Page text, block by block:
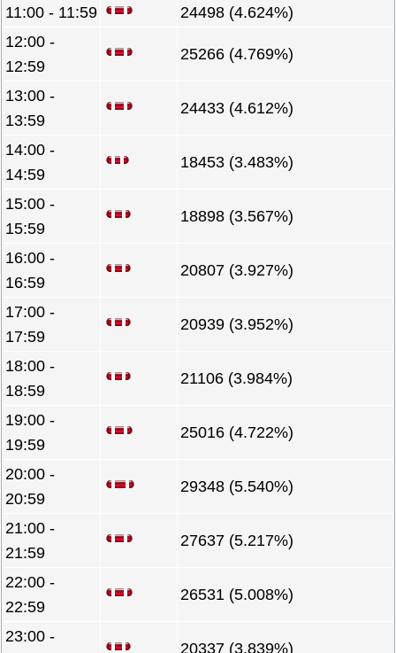
11:00 - 11:59
24498 (4.624%)
12:00 -
12:59
25266 (4.769%)
13:00 -
13:59
24433 (4.612%)
14:00 -
14:59
18453 (3.483%)
15:00 -
15:59
18898 (3.567%)
16:00 -
16:59
20807 (3.927%)
17:00 -
17:59
20939 (3.952%)
18:00 -
18:59
21106 (3.984%)
19:00 -
19:59
25016 (4.722%)
20:00 -
20:59
29348 (5.540%)
21:00 -
21:59
27637 (5.217%)
22:00 -
22:59
26531 (5.008%)
23:00 -
20337 (3.839%)